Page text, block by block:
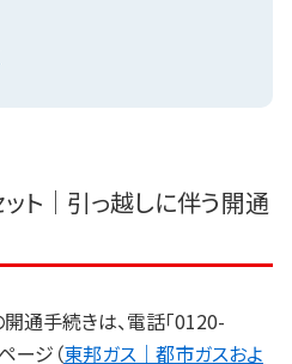
ット｜引っ越しに伴う開通
通手続きは、電話「0120-
ージ（東邦ガス｜都市ガスおよ